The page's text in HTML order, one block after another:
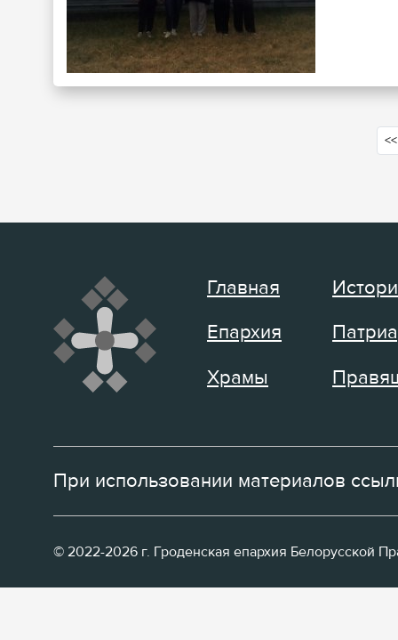
<<
Главная
Епархия
Храмы
При использовании материалов
© 2022-2026 г. Гроденская епархия Белорусской